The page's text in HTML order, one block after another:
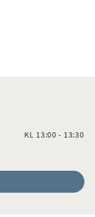
KL 13:00 - 13:30